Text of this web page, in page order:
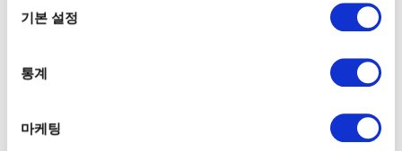
기본 설정
통계
마케팅